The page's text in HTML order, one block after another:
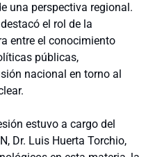
una perspectiva regional.
el rol de la
entre el conocimiento
públicas,
nacional en torno al
estuvo a cargo del
Dr. Luis Huerta Torchio,